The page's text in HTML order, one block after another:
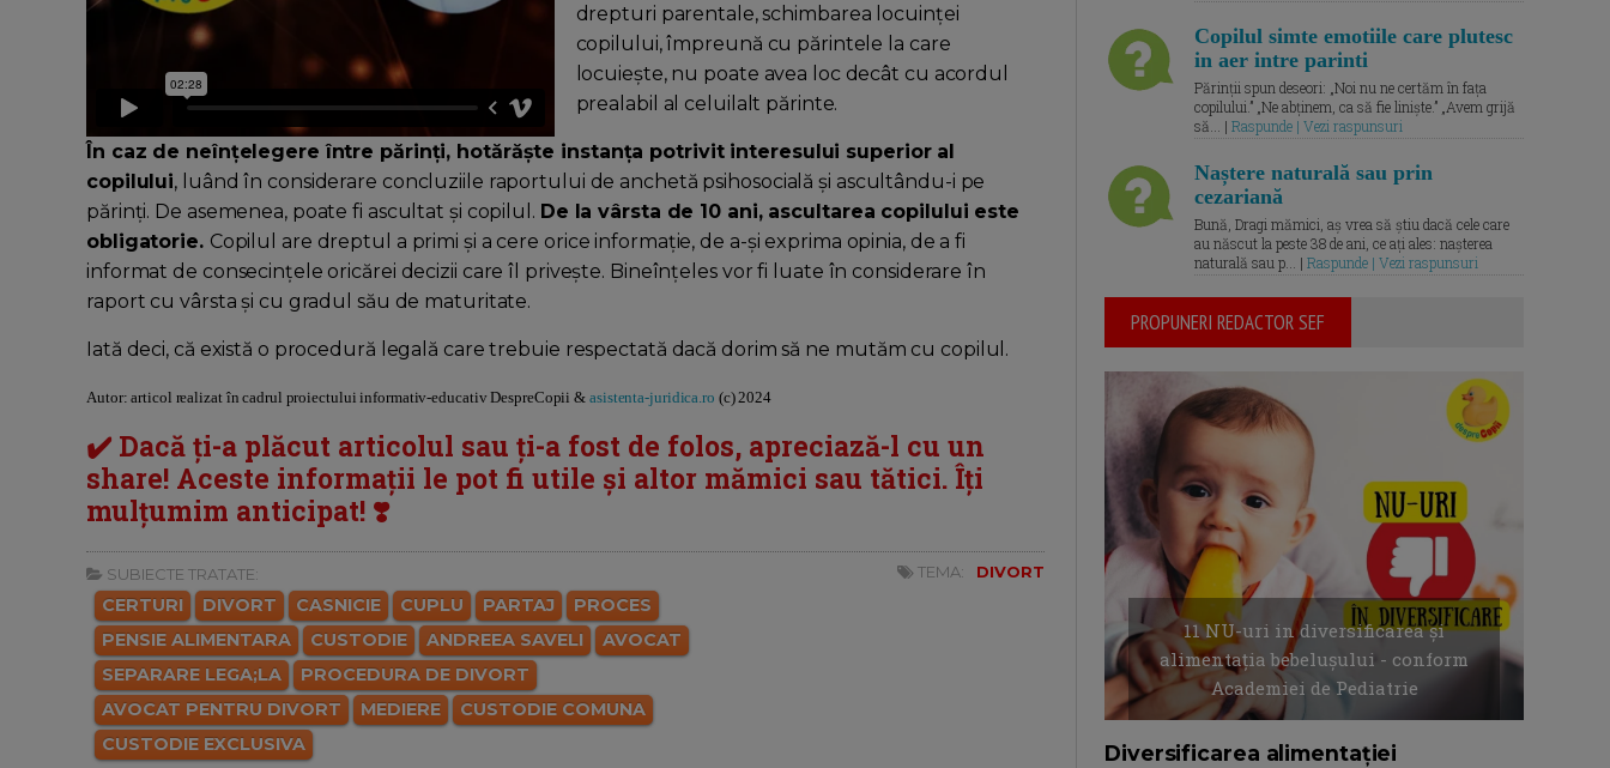
drepturi parentale, schimbarea locuinței
copilului, împreună cu părintele la care
locuiește, nu poate avea loc decât cu acordul
prealabil al celuilalt părinte.
În caz de neînțelegere între părinți, hotărăște instanța potrivit interesului superior al
copilului, luând în considerare concluziile raportului de anchetă psihosocială și ascultându-i pe
părinți. De asemenea, poate fi ascultat și copilul. De la vârsta de 10 ani, ascultarea copilului este
obligatorie. Copilul are dreptul a primi și a cere orice informație, de a-și exprima opinia, de a fi
informat de consecințele oricărei decizii care îl privește. Bineînțeles vor fi luate în considerare în
raport cu vârsta și cu gradul său de maturitate.
Iată deci, că există o procedură legală care trebuie respectată dacă dorim să ne mutăm cu copilul.
Autor: articol realizat în cadrul proiectului informativ-educativ DespreCopii & asistenta-juridica.ro (c) 2024
✔️ Dacă ți-a plăcut articolul sau ți-a fost de folos, apreciază-l cu un
share! Aceste informații le pot fi utile și altor mămici sau tătici. Îți
mulțumim anticipat! ❣️
SUBIECTE TRATATE:
CERTURI DIVORT CASNICIE CUPLU PARTAJ
PROCES
PENSIE ALIMENTARA
CUSTODIE ANDREEA SAVELI
AVOCAT
SEPARARE LEGA;LA
PROCEDURA DE DIVORT
AVOCAT PENTRU DIVORT
MEDIERE
CUSTODIE COMUNA
CUSTODIE EXCLUSIVA
TEMA: DIVORT
Copilul simte emotiile care plutesc
in aer intre parinti
Părinții spun deseori: „Noi nu ne certăm în fața
copilului.” „Ne abținem, ca să fie liniște.” „Avem grijă
să... | Raspunde | Vezi raspunsuri
Naștere naturală sau prin
cezariană
Bună, Dragi mămici, aș vrea să știu dacă cele care
au născut la peste 38 de ani, ce ați ales: nașterea
naturală sau p... | Raspunde | Vezi raspunsuri
PROPUNERI REDACTOR SEF
11 NU-uri in diversificarea și
alimentația bebelușului - conform
Academiei de Pediatrie
Diversificarea alimentației